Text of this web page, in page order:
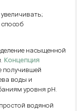
насыщенной
Концепция
получившей
воды и
уровня рН.
водяной